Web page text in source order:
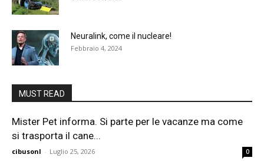
Neuralink, come il nucleare!
Febbraio 4, 2024
MUST READ
Mister Pet informa. Si parte per le vacanze ma come
si trasporta il cane...
cibusonl - Luglio 25, 2026 0